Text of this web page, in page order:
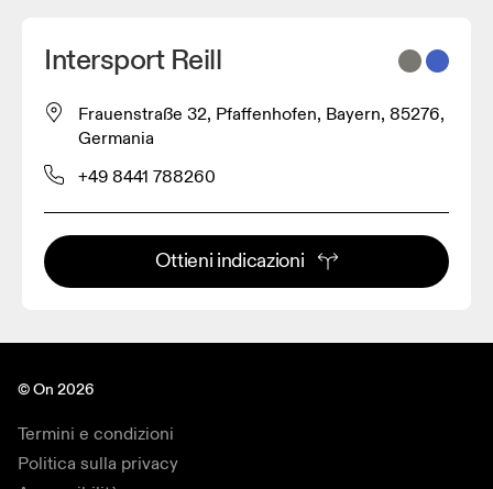
Intersport Reill
Frauenstraße 32, Pfaffenhofen, Bayern, 85276,
Germania
+49 8441 788260
Ottieni indicazioni
© On 2026
Termini e condizioni
Politica sulla privacy